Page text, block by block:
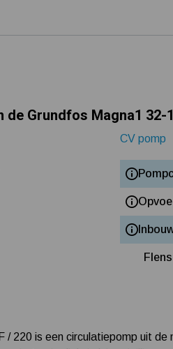
Grundfos Magna1 32-
CV pomp
/ 220 is een circulatiepomp uit